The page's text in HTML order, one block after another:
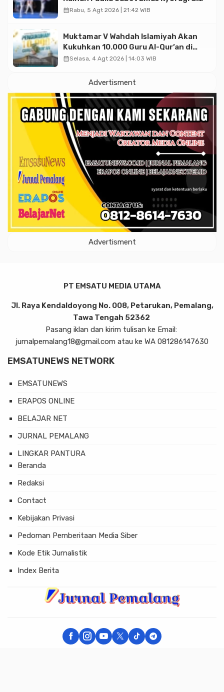
Asian Taekwondo Indonesia Open
calendar_monthRabu, 5 Agt 2026 | 21:42 WIB
Muktamar V Wahdah Islamiyah Akan
Kukuhkan 10.000 Guru Al-Qur’an di
Masjid Istiqlal
calendar_monthSelasa, 4 Agt 2026 | 14:03 WIB
Advertisment
Advertisment
PT EMSATU MEDIA UTAMA
Jl. Raya Kendaldoyong No. 008, Petarukan, Pemalang,
Tawa Tengah 52362
Pasang iklan dan kirim tulisan ke Email:
jurnalpemalang18@gmail.com atau ke WA 081286147630
EMSATUNEWS NETWORK
EMSATUNEWS
ERAPOS ONLINE
BELAJAR NET
JURNAL PEMALANG
LINGKAR PANTURA
Beranda
Redaksi
Contact
Kebijakan Privasi
Pedoman Pemberitaan Media Siber
Kode Etik Jurnalistik
Index Berita